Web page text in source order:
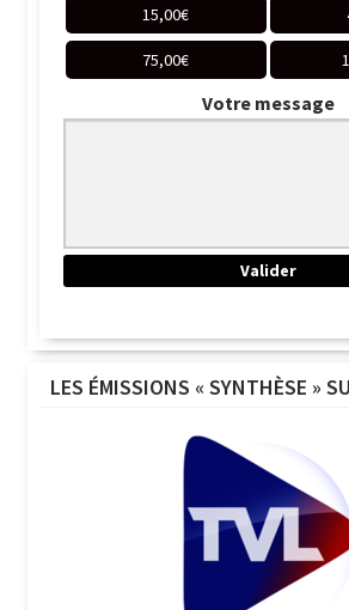
15,00€
75,00€
Votre message
LES ÉMISSIONS « SYNTHÈSE »